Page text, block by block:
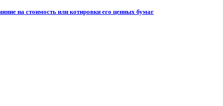
на стоимость или котировки его ценных бумаг